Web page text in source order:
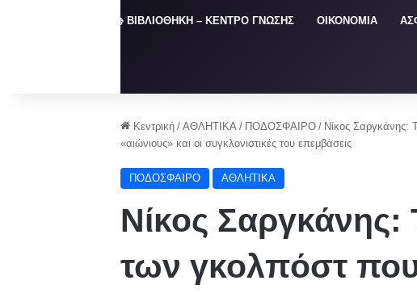
📚 ΒΙΒΛΙΟΘΗΚΗ – ΚΕΝΤΡΟ ΓΝΩΣΗΣ ΟΙΚΟΝΟΜΙΑ
Κεντρική / ΑΘΛΗΤΙΚΑ / ΠΟΔΟΣΦΑΙΡΟ / Νίκος Σαργκάνης:
«αιώνιους» και οι συγκλονιστικές του επεμβάσεις
ΠΟΔΟΣΦΑΙΡΟ ΑΘΛΗΤΙΚΑ
Νίκος
των γκολπόστ